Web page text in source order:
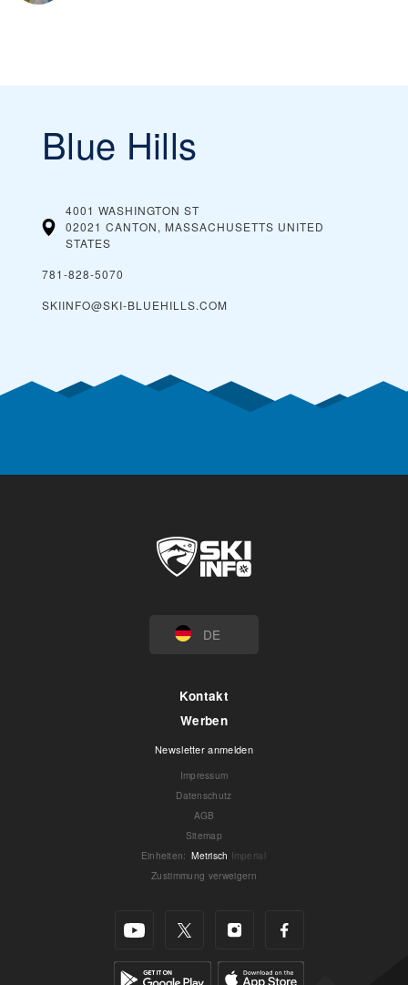
Blue Hills
4001 WASHINGTON ST
02021 CANTON, MASSACHUSETTS UNITED
STATES
781-828-5070
SKIINFO@SKI-BLUEHILLS.COM
DE
Kontakt
Werben
Newsletter anmelden
Impressum
Datenschutz
AGB
Sitemap
Einheiten: Metrisch Imperial
Zustimmung verweigern